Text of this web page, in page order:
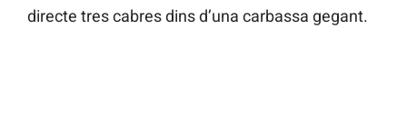
directe tres cabres dins d’una carbassa gegant.